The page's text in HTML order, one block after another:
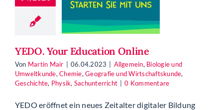
Biologie und
Chemie
Physik
YEDO. Your Education Online
Von Martin Mair 06.04.2023 Allgemein, Biologie und
Umweltkunde,Chemie,Geografie und Wirtschaftskunde,
Geschichte, Physik, Sachunterricht 0 Kommentare
YEDO eröffnet ein neues Zeitalter digitaler Bildung